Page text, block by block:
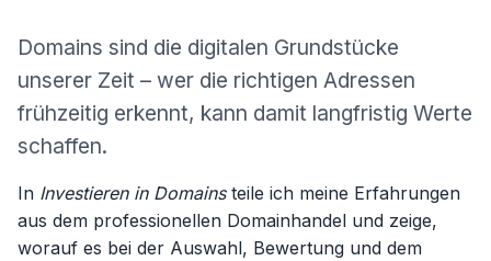
Domains sind die digitalen Grundstücke
unserer Zeit – wer die richtigen Adressen
frühzeitig erkennt, kann damit langfristig Werte
schaffen.
In Investieren in Domainsteile ich meine Erfahrungen
aus dem professionellen Domainhandel und zeige,
worauf es bei der Auswahl, Bewertung und dem